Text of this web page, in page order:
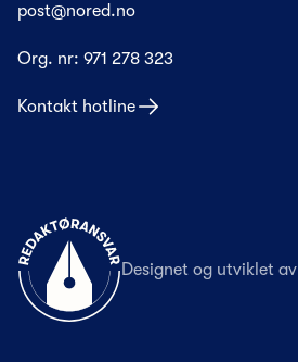
post@nored.no
Org. nr: 971 278 323
Kontakt hotline
Til forsiden
Designet og utviklet av